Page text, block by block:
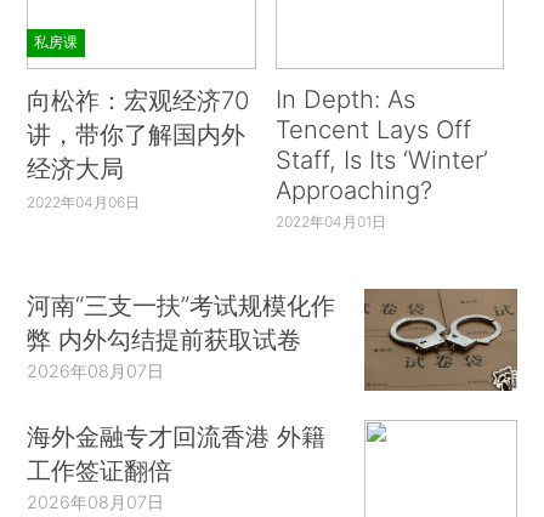
私房课
向松祚：宏观经济70
讲，带你了解国内外
经济大局
2022年04月06日
In Depth: As
Tencent Lays Off
Staff, Is Its ‘Winter’
Approaching?
2022年04月01日
河南“三支一扶”考试规模化作
弊 内外勾结提前获取试卷
2026年08月07日
海外金融专才回流香港 外籍
工作签证翻倍
2026年08月07日